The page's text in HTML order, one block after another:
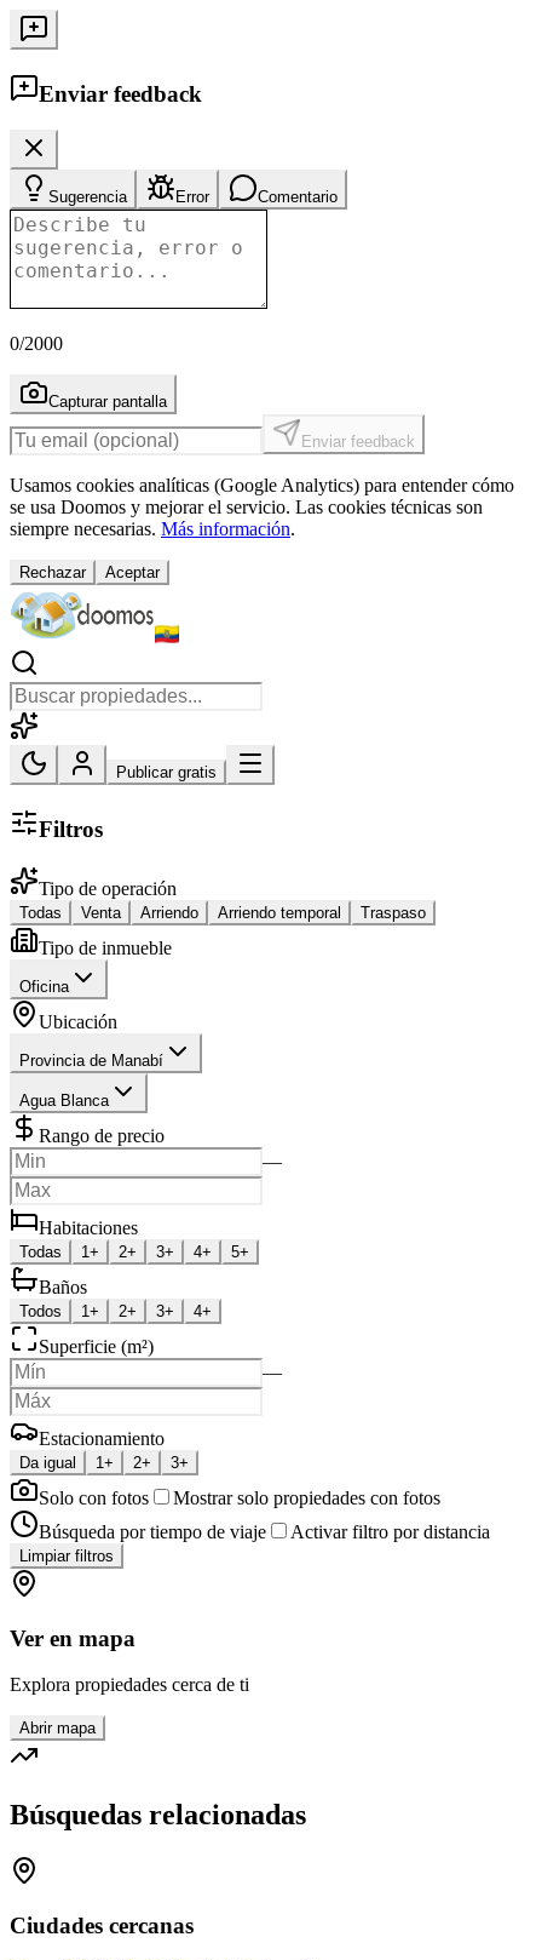
Enviar feedback
Sugerencia Error Comentario
0/2000
Capturar pantalla
Enviar feedback
Usamos cookies analíticas (Google Analytics) para entender cómo
se usa Doomos y mejorar el servicio. Las cookies técnicas son
siempre necesarias. Más información.
Rechazar Aceptar
Publicar gratis
Filtros
Tipo de operación
Todas Venta Arriendo Arriendo temporal Traspaso
Tipo de inmueble
Oficina
Ubicación
Provincia de Manabí
Agua Blanca
Rango de precio
—
Habitaciones
Todas 1+ 2+ 3+ 4+ 5+
Baños
Todos 1+ 2+ 3+ 4+
Superficie (m²)
—
Estacionamiento
Da igual 1+ 2+ 3+
Solo con fotos
Mostrar solo propiedades con fotos
Búsqueda por tiempo de viaje
Activar filtro por distancia
Limpiar filtros
Ver en mapa
Explora propiedades cerca de ti
Abrir mapa
Búsquedas relacionadas
Ciudades cercanas